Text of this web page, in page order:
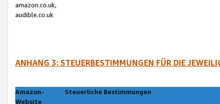
amazon.co.uk,
audible.co.uk
ANHANG 3: STEUERBESTIMMUNGEN FÜR DIE
Amazon-
Website
Steuerliche Bestimmungen